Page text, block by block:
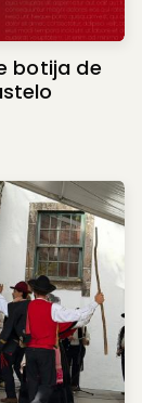
botija de